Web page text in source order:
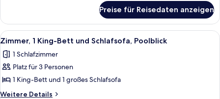
2 Doppelbetten,
eingeschränkter
Meerblick
Preise für Reisedaten anzeigen
Alle
Fotos
für
Zimmer,
1 King-
Bett
Ein modernes Hotelzimmer mit
8
Zimmer, 1 King-Bett und Schlafsofa, Poolblick
1 Schlafzimmer
Platz für 3 Personen
1 King-Bett und 1 großes Schlafsofa
Weitere Details
Weitere